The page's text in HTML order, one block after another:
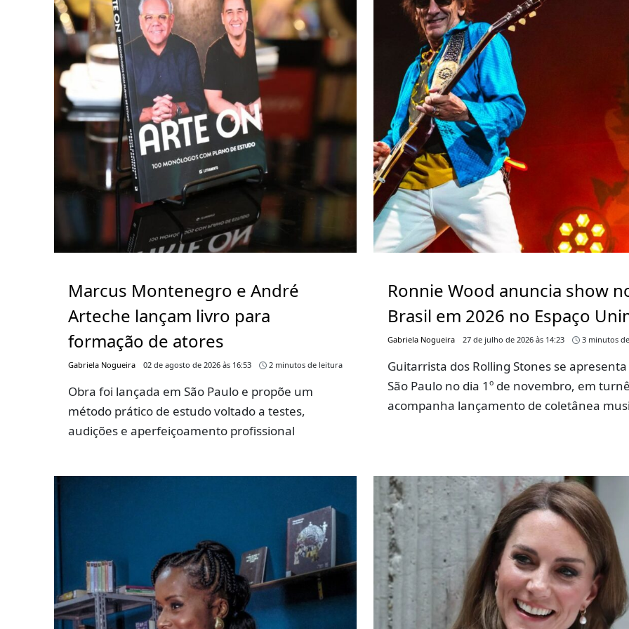
Marcus Montenegro e André
Arteche lançam livro para
formação de atores
Gabriela Nogueira 02 de agosto de 2026 às 16:53 2 minutos de leitura
Obra foi lançada em São Paulo e propõe um
método prático de estudo voltado a testes,
audições e aperfeiçoamento profissional
Ronnie Wood anuncia show
Brasil em 2026 no Espaço
Gabriela Nogueira 27 de julho de 2026 às 14:23 3 minutos
Guitarrista dos Rolling Stones se
São Paulo no dia 1º de novembro, em
acompanha lançamento de coletânea